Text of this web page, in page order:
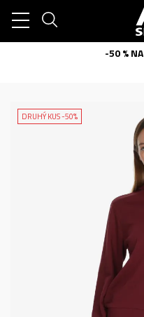
-50 %
DRUHÝ KUS -50%